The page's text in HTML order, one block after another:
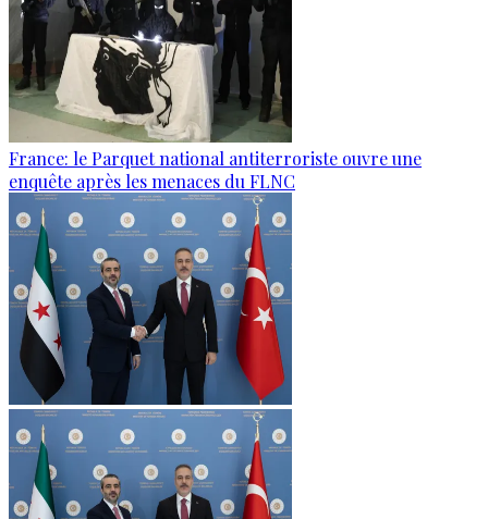
France: le Parquet national antiterroriste ouvre une
enquête après les menaces du FLNC